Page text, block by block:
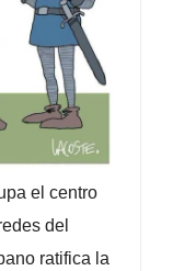
el centro
del
ratifica la